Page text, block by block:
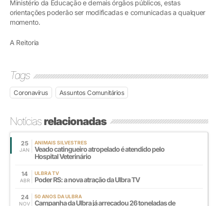
Ministério da Educação e demais órgãos públicos, estas
orientações poderão ser modificadas e comunicadas a qualquer
momento.
A Reitoria
Tags
Coronavírus Assuntos Comunitários
Notíciasrelacionadas
25
JAN
ANIMAIS SILVESTRES
Veado catingueiro atropelado é atendido pelo
Hospital Veterinário
14
ABR
ULBRA TV
Poder RS: a nova atração da Ulbra TV
24
NOV
50 ANOS DA ULBRA
Campanha da Ulbra já arrecadou 26 toneladas de